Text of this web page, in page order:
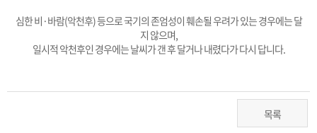
심한 비·바람(악천후) 등으로 국기의 존엄성이 훼손될 우려가 있는 경우에는 달
지 않으며,
일시적 악천후인 경우에는 날씨가 갠 후 달거나 내렸다가 다시 답니다.
목록